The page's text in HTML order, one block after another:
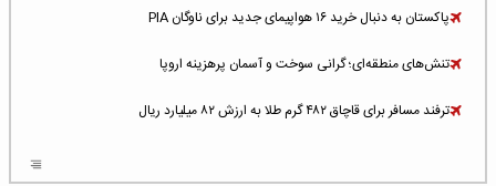
پاکستان به دنبال خرید ۱۶ هواپیمای جدید برای ناوگان PIA
تنش‌های منطقه‌ای؛ گرانی سوخت و آسمان پرهزینه اروپا
ترفند مسافر برای قاچاق ۴۸۲ گرم طلا به ارزش ۸۲ میلیارد ریال